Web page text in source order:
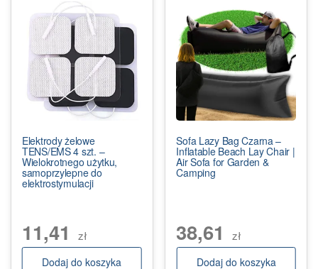
Elektrody żelowe
TENS/EMS 4 szt. –
Wielokrotnego użytku,
samoprzylepne do
elektrostymulacji
11,41 zł
Dodaj do koszyka
Sofa Lazy Bag Czarna –
Inflatable Beach Lay Chair |
Air Sofa for Garden &
Camping
38,61 zł
Dodaj do koszyka